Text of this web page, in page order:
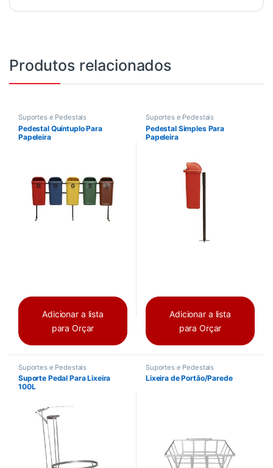
Produtos relacionados
Suportes e Pedestais
Pedestal Quíntuplo Para
Papeleira
Adicionar a lista
para Orçar
Suportes e Pedestais
Pedestal Simples Para
Papeleira
Adicionar a lista
para Orçar
Suportes e Pedestais
Suporte Pedal Para Lixeira
100L
Suportes e Pedestais
Lixeira de Portão/Parede